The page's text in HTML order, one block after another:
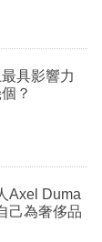
具影響力
？
Axel Duma
己為奢侈品